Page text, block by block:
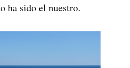
ha sido el nuestro.